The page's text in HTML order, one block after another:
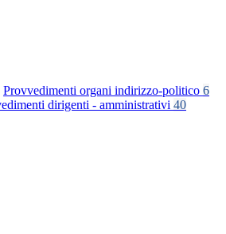
Provvedimenti organi indirizzo-politico 6
dirigenti - amministrativi 40